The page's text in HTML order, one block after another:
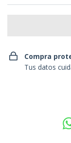
Compra
Tus datos